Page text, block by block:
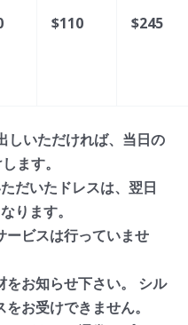
$110 $245
しいただければ、当日の
ます。
だいたドレスは、翌日
ります。
ービスは行っていませ
をお知らせ下さい。 シル
お受けできません。